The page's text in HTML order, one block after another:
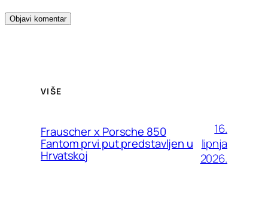
VIŠE
Frauscher x Porsche 850
Fantom prvi put predstavljen u
Hrvatskoj
16.
lipnja
2026.